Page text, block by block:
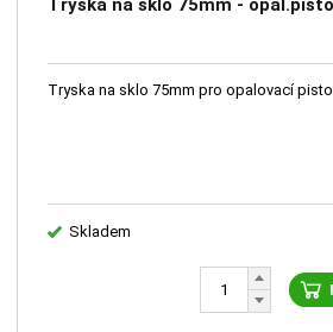
Tryska na sklo 75mm -
Tryska na sklo 75mm pro opalovací
Skladem